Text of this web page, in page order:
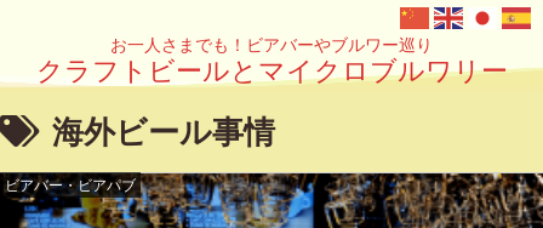
お一人さまでも！ビアバーやブルワー巡り
クラフトビールとマイクロブルワリー
海外ビール事情
ビアバー・ビアパブ